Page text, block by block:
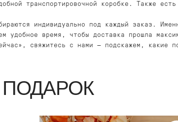
транспортировочной коробке. Также
индивидуально под каждый заказ.
удобное время, чтобы доставка прошла
свяжитесь с нами — подскажем, какие